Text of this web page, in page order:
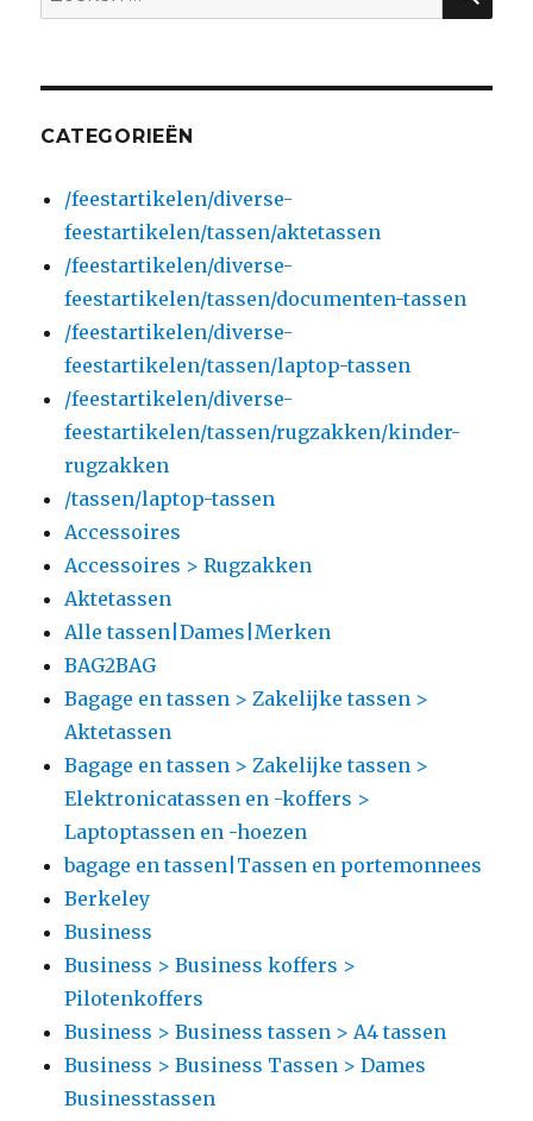
naar:
CATEGORIEËN
/feestartikelen/diverse-
feestartikelen/tassen/aktetassen
/feestartikelen/diverse-
feestartikelen/tassen/documenten-tassen
/feestartikelen/diverse-
feestartikelen/tassen/laptop-tassen
/feestartikelen/diverse-
feestartikelen/tassen/rugzakken/kinder-
rugzakken
/tassen/laptop-tassen
Accessoires
Accessoires > Rugzakken
Aktetassen
Alle tassen|Dames|Merken
BAG2BAG
Bagage en tassen > Zakelijke tassen >
Aktetassen
Bagage en tassen > Zakelijke tassen >
Elektronicatassen en -koffers >
Laptoptassen en -hoezen
bagage en tassen|Tassen en portemonnees
Berkeley
Business
Business > Business koffers >
Pilotenkoffers
Business > Business tassen > A4 tassen
Business > Business Tassen > Dames
Businesstassen